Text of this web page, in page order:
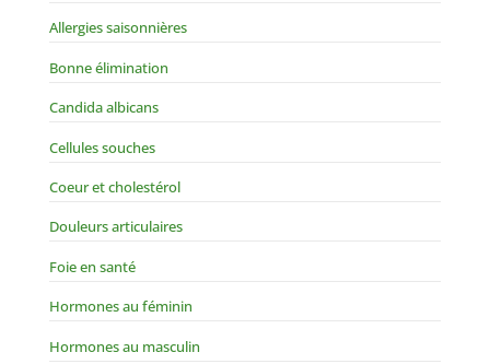
Allergies saisonnières
Bonne élimination
Candida albicans
Cellules souches
Coeur et cholestérol
Douleurs articulaires
Foie en santé
Hormones au féminin
Hormones au masculin